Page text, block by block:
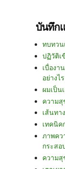
บันทึก
ทบทวน
ปฏิวัติเ
เบื่องา
อย่างไร
ผมเป็น
ความสุ
เส้นทา
เทคนิค
ภาพคว
กระสอ
ความสุ